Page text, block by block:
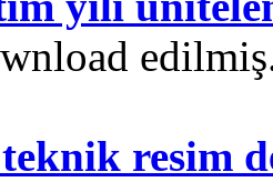
teknik resim